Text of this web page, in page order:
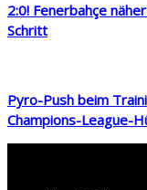
2:0! Fenerbahçe
Schritt
Pyro-Push beim
Champions-League-